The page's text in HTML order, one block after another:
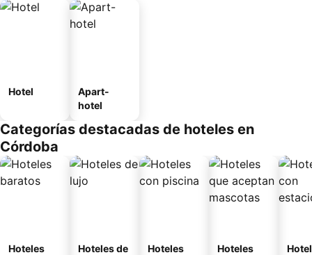
Hotel
Apart-
hotel
Categorías destacadas de hoteles en
Córdoba
Hoteles
Hoteles de
Hoteles
Hoteles